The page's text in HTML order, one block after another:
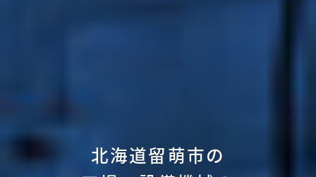
北海道留萌市の